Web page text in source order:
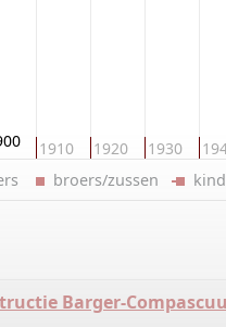
1910 1920 1930
broers/zussen
Barger-